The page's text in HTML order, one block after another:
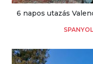
6 napos utazás